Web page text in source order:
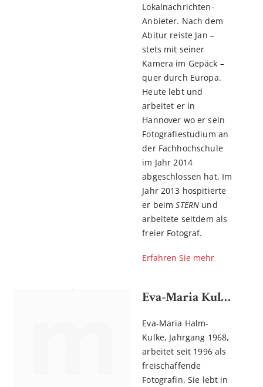
Lokalnachrichten-
Anbieter. Nach dem
Abitur reiste Jan –
stets mit seiner
Kamera im Gepäck –
quer durch Europa.
Heute lebt und
arbeitet er in
Hannover wo er sein
Fotografiestudium an
der Fachhochschule
im Jahr 2014
abgeschlossen hat. Im
Jahr 2013 hospitierte
er beimSTERN und
arbeitete seitdem als
freier Fotograf.
Erfahren Sie mehr
Eva-Maria Kulke
Eva-Maria Halm-
Kulke, Jahrgang 1968,
arbeitet seit 1996 als
freischaffende
Fotografin. Sie lebt in